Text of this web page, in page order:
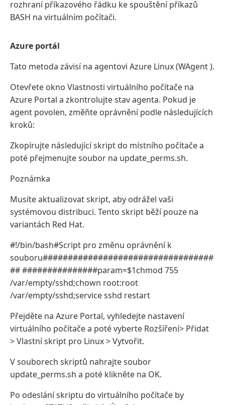
rozhraní příkazového řádku ke spouštění příkazů
BASH na virtuálním počítači.
Azure portál
Tato metoda závisí na agentovi Azure Linux (WAgent ).
Otevřete okno Vlastnosti virtuálního počítače na
Azure Portal a zkontrolujte stav agenta. Pokud je
agent povolen, změňte oprávnění podle následujících
kroků:
Zkopírujte následující skript do místního počítače a
poté přejmenujte soubor na update_perms.sh.
Poznámka
Musíte aktualizovat skript, aby odrážel vaši
systémovou distribuci. Tento skript běží pouze na
variantách Red Hat.
#!/bin/bash#Script pro změnu oprávnění k
souboru##################################
## ###############param=$1chmod 755
/var/empty/sshd;chown root:root
/var/empty/sshd;service sshd restart
Přejděte na Azure Portal, vyhledejte nastavení
virtuálního počítače a poté vyberte Rozšíření> Přidat
> Vlastní skript pro Linux > Vytvořit.
V souborech skriptů nahrajte soubor
update_perms.sh a poté klikněte na OK.
Po odeslání skriptu do virtuálního počítače by